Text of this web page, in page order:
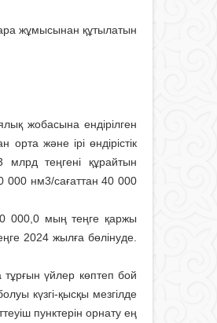
жұмысынан құтылатын
жобасына ендірілген
және ірі өндірістік
теңгені құрайтын
000 нм3/сағаттан 40 000
000,0 мың теңге қаржы
2024 жылға бөлінуде.
тұрғын үйлер көптеп бой
күзгі-қысқы мезгілде
пунктерін орнату ең